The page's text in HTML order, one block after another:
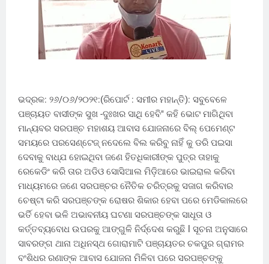
ଭଦ୍ରକ: ୨୬/୦୬/୨୦୨୧:(ରିପୋର୍ଟ : ସମୀର ମହାନ୍ତି): ସବୁବେଳେ
ପଞ୍ଚାୟତ ବାସୀଙ୍କ ସୁଖ -ଦୁଃଖର ସାଥି ହେବି" କହି ଭୋଟ ମାଗିଥିବା
ମାନ୍ୟବର ସରପଞ୍ଚ ମହାଶୟ ଆବାସ ଯୋଜନାରେ ବିଲ୍‌ ପେମେଣ୍ଟ
ସମୟରେ ପରସେଣ୍ଟେଜ୍‌ ନଦେଲେ ବିଲ କରିବୁ ନାହିଁ କୁ ଡରି ପଇସା
ଦେବାକୁ ବାଧ୍ଯ ହୋଇଥିବା ଜଣେ ହିତଧିକାରୀଙ୍କ ପୁତ୍ର ତାହାକୁ
ରେକେଡିଂ କରି ତାର ଅଡିଓ ସୋସିଆଲ ମିଡ଼ିଆରେ ଭାଇରାଲ କରିବା
ମାଧ୍ୟମରେ ଜଣେ ସରପଞ୍ଚର ନୈତିକ ଚରିତ୍ରକୁ ସଜାଗ କରିବାର
ଚେଷ୍ଟା କରି ସରପଞ୍ଚଙ୍କ ରୋଷର ଶିକାର ହେବା ପରେ ମେଡିକାଲରେ
ଭର୍ତି ହେବା ଭଳି ଅଭାବନୀୟ ଘଟଣା ସରପଞ୍ଚଙ୍କ ସାଧୂତା ଓ
କର୍ତ୍ତବ୍ୟବୋଧ ଉପରକୁ ଆଙ୍ଗୁଳି ନିର୍ଦ୍ଦେଶ କରୁଛି l ସୂଚନା ଅନୁସାରେ
ସାବରଙ୍ଗ ଥାନା ଅଧିନସ୍ଥ ଗୋରାମାଟି ପଞ୍ଚାୟତର ଚକପୁର ଗ୍ରାମର
ବଂଶିଧର ରଣାଙ୍କ ଆବାସ ଯୋଜନା ମିଳିବା ପରେ ସରପଞ୍ଚଙ୍କୁ